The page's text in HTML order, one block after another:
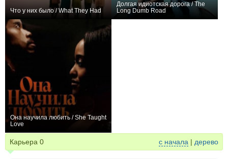
Что у них было / What They Had
Долгая идиотская дорога / The
Long Dumb Road
Она научила любить / She Taught
Love
Карьера 0 с начала | дерево